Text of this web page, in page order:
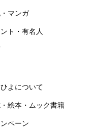
マンガ
ト・有名人
よについて
絵本・ムック書籍
ペーン